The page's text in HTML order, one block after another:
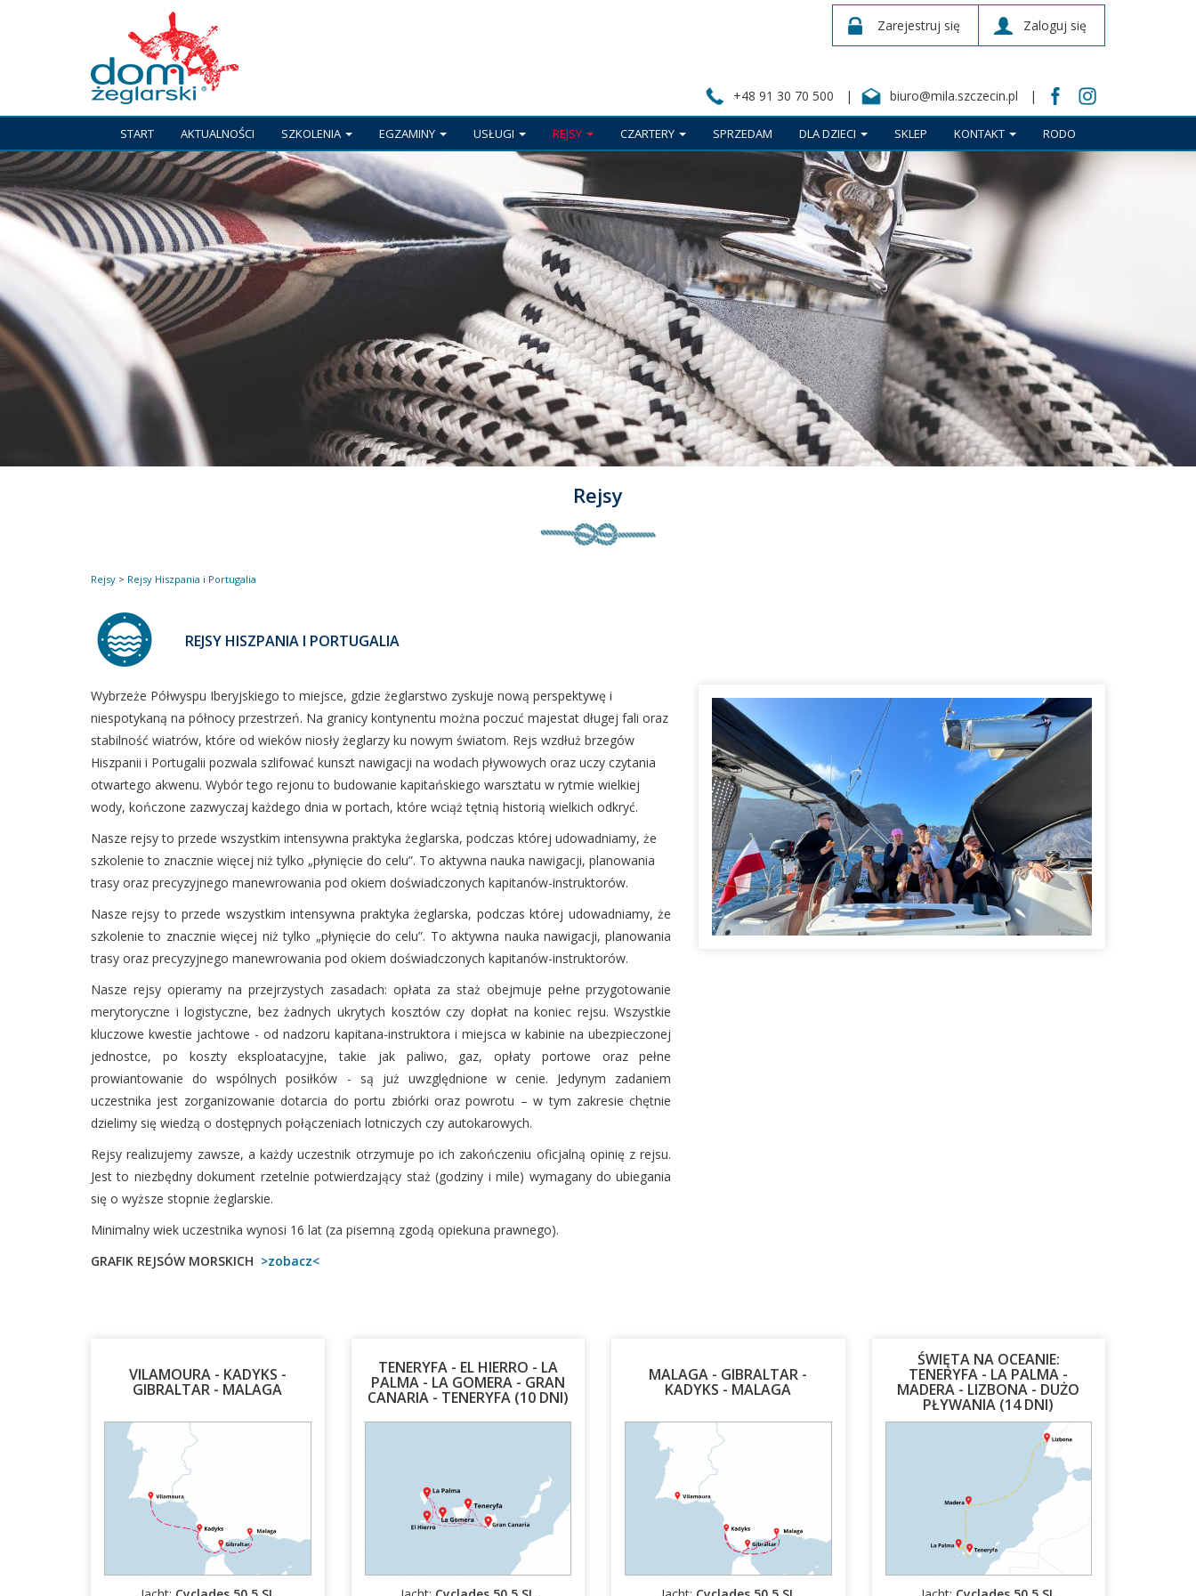
+48 91 30 70 500 biuro@mila.szczecin.pl
Zarejestruj się Zaloguj się
START AKTUALNOŚCI SZKOLENIA EGZAMINY USŁUGI REJSY CZARTERY SPRZEDAM DLA DZIECI SKLEP KONTAKT RODO
Rejsy
Rejsy > Rejsy Hiszpania i Portugalia
REJSY HISZPANIA I PORTUGALIA
Wybrzeże Półwyspu Iberyjskiego to miejsce, gdzie żeglarstwo zyskuje nową perspektywę i
niespotykaną na północy przestrzeń. Na granicy kontynentu można poczuć majestat długej fali oraz
stabilność wiatrów, które od wieków niosły żeglarzy ku nowym światom. Rejs wzdłuż brzegów
Hiszpanii i Portugalii pozwala szlifować kunszt nawigacji na wodach pływowych oraz uczy czytania
otwartego akwenu. Wybór tego rejonu to budowanie kapitańskiego warsztatu w rytmie wielkiej
wody, kończone zazwyczaj każdego dnia w portach, które wciąż tętnią historią wielkich odkryć.
Nasze rejsy to przede wszystkim intensywna praktyka żeglarska, podczas której udowadniamy, że
szkolenie to znacznie więcej niż tylko „płynięcie do celu”. To aktywna nauka nawigacji, planowania
trasy oraz precyzyjnego manewrowania pod okiem doświadczonych kapitanów-instruktorów.
Nasze rejsy to przede wszystkim intensywna praktyka żeglarska, podczas której udowadniamy, że
szkolenie to znacznie więcej niż tylko „płynięcie do celu”. To aktywna nauka nawigacji, planowania
trasy oraz precyzyjnego manewrowania pod okiem doświadczonych kapitanów-instruktorów.
Nasze rejsy opieramy na przejrzystych zasadach: opłata za staż obejmuje pełne przygotowanie
merytoryczne i logistyczne, bez żadnych ukrytych kosztów czy dopłat na koniec rejsu. Wszystkie
kluczowe kwestie jachtowe - od nadzoru kapitana-instruktora i miejsca w kabinie na ubezpieczonej
jednostce, po koszty eksploatacyjne, takie jak paliwo, gaz, opłaty portowe oraz pełne
prowiantowanie do wspólnych posiłków - są już uwzględnione w cenie. Jedynym zadaniem
uczestnika jest zorganizowanie dotarcia do portu zbiórki oraz powrotu – w tym zakresie chętnie
dzielimy się wiedzą o dostępnych połączeniach lotniczych czy autokarowych.
Rejsy realizujemy zawsze, a każdy uczestnik otrzymuje po ich zakończeniu oficjalną opinię z rejsu.
Jest to niezbędny dokument rzetelnie potwierdzający staż (godziny i mile) wymagany do ubiegania
się o wyższe stopnie żeglarskie.
Minimalny wiek uczestnika wynosi 16 lat (za pisemną zgodą opiekuna prawnego).
GRAFIK REJSÓW MORSKICH >zobacz<
VILAMOURA - KADYKS -
GIBRALTAR - MALAGA
14.11.2026 - 21.11.2026
TENERYFA - EL HIERRO - LA
PALMA - LA GOMERA - GRAN
CANARIA - TENERYFA (10 DNI)
14.03.2027 - 24.03.2027
MALAGA - GIBRALTAR -
KADYKS - MALAGA
22.11.2026 - 29.11.2026
ŚWIĘTA NA OCEANIE:
TENERYFA - LA PALMA -
MADERA - LIZBONA - DUŻO
PŁYWANIA (14 DNI)
27.03.2027 - 10.04.2027